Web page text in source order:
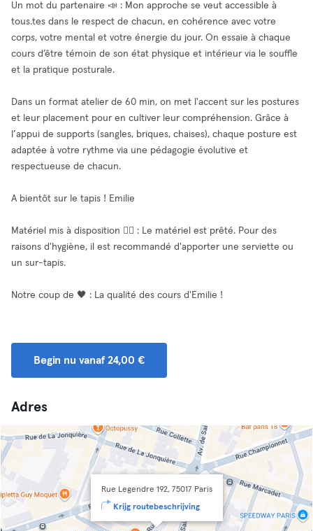
Un mot du partenaire 📣 : Mon approche se veut accessible à
tous.tes dans le respect de chacun, en cohérence avec votre
corps, votre mental et votre énergie du jour. On essaie à chaque
cours d’être témoin de son état physique et intérieur via le souffle
et la pratique posturale.
Dans un format atelier de 60 min, on met l'accent sur les postures
et leur placement pour en cultiver leur compréhension. Grâce à
l’appui de supports (sangles, briques, chaises), chaque posture est
adaptée à votre rythme via une pédagogie évolutive et
respectueuse de chacun.
A bientôt sur le tapis ! Emilie
Matériel mis à disposition 🧘‍♂️ : Le matériel est prêté. Pour des
raisons d'hygiène, il est recommandé d'apporter une serviette ou
un sur-tapis.
Notre coup de 🖤 : La qualité des cours d'Emilie !
Begin nu vanaf 24,00 €
Adres
Rue Legendre 192, 75017 Paris
Krijg routebeschrijving